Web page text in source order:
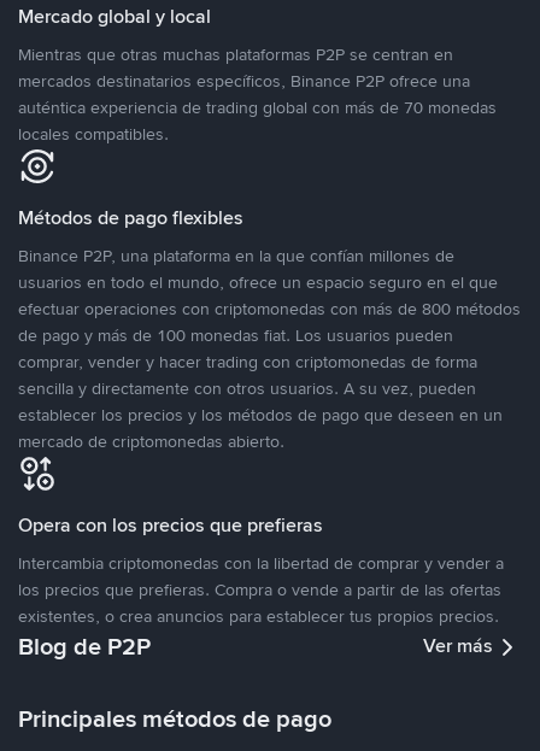
Mercado global y local
Mientras que otras muchas plataformas P2P se centran en
mercados destinatarios específicos, Binance P2P ofrece una
auténtica experiencia de trading global con más de 70 monedas
locales compatibles.
Métodos de pago flexibles
Binance P2P, una plataforma en la que confían millones de
usuarios en todo el mundo, ofrece un espacio seguro en el que
efectuar operaciones con criptomonedas con más de 800 métodos
de pago y más de 100 monedas fiat. Los usuarios pueden
comprar, vender y hacer trading con criptomonedas de forma
sencilla y directamente con otros usuarios. A su vez, pueden
establecer los precios y los métodos de pago que deseen en un
mercado de criptomonedas abierto.
Opera con los precios que prefieras
Intercambia criptomonedas con la libertad de comprar y vender a
los precios que prefieras. Compra o vende a partir de las ofertas
existentes, o crea anuncios para establecer tus propios precios.
Blog de P2P Ver más
Principales métodos de pago